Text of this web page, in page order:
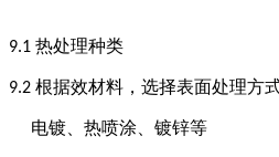
9.1 热处理种类
9.2 根据效材料，选择表面处理方
电镀、热喷涂、镀锌等